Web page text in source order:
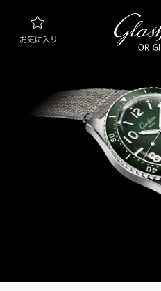
お気に入り
ウォッチファインダー
コレクションを見る
ブランド “グラスヒュッ
マニュファクチュールについて
ブティックとショップ